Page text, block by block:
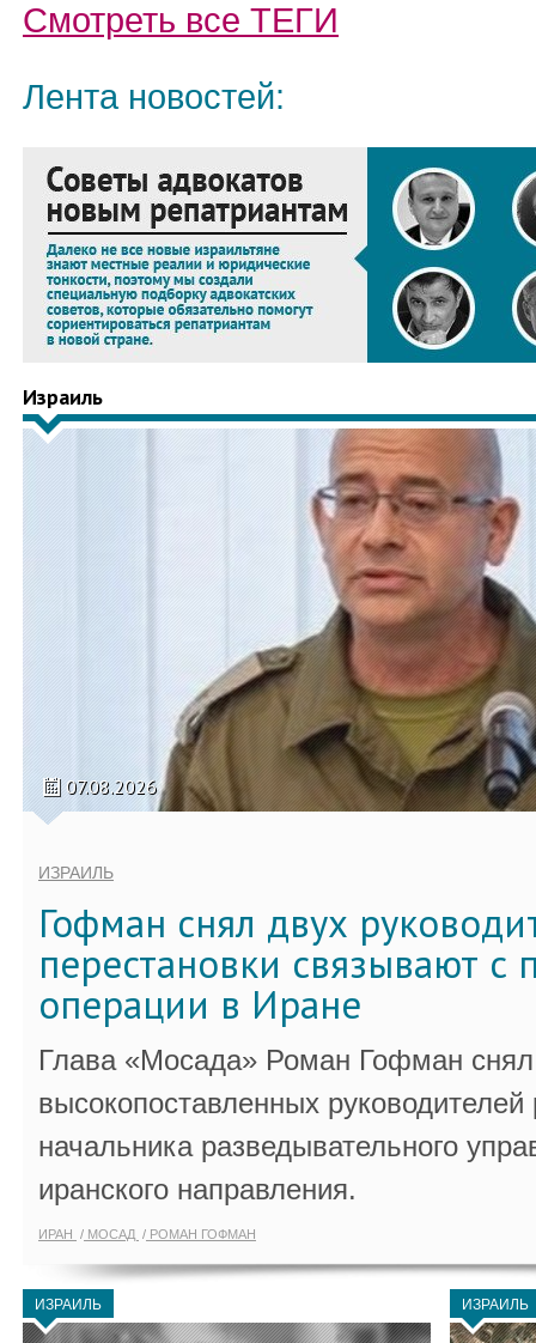
Смотреть все ТЕГИ
Лента новостей:
Израиль
07.08.2026
ИЗРАИЛЬ
Гофман снял двух
перестановки связывают с
операции в Иране
Глава «Мосада» Роман Гофман снял
высокопоставленных
начальника разведывательного
иранского направления.
ИРАН МОСАД РОМАН ГОФМАН
ИЗРАИЛЬ ИЗРАИЛЬ